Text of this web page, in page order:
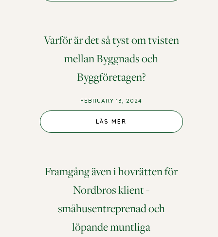
Varför är det så tyst om tvisten
mellan Byggnads och
Byggföretagen?
FEBRUARY 13, 2024
LÄS MER
Framgång även i hovrätten för
Nordbros klient -
småhusentreprenad och
löpande muntliga